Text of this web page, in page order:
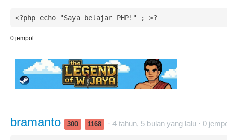
<?php echo "Saya belajar PHP!" ; >?
0 jempol
bramanto 300 1168 · 4 tahun, 5 bulan yang lalu · 0